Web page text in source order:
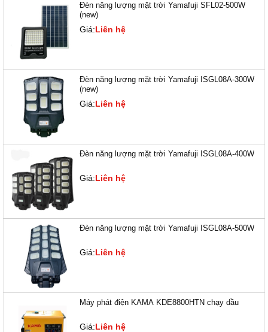
Đèn năng lượng mặt trời Yamafuji SFL02-500W
(new)
Giá:Liên hệ
Đèn năng lượng mặt trời Yamafuji ISGL08A-300W
(new)
Giá:Liên hệ
Đèn năng lượng mặt trời Yamafuji ISGL08A-400W
Giá:Liên hệ
Đèn năng lượng mặt trời Yamafuji ISGL08A-500W
Giá:Liên hệ
Máy phát điện KAMA KDE8800HTN chạy dầu
Giá:Liên hệ